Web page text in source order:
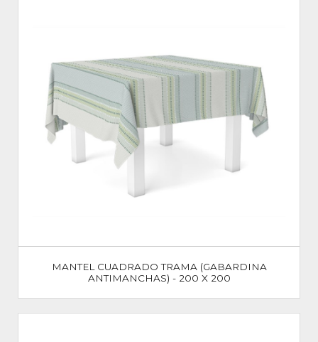
MANTEL CUADRADO TRAMA (GABARDINA
ANTIMANCHAS) - 200 X 200